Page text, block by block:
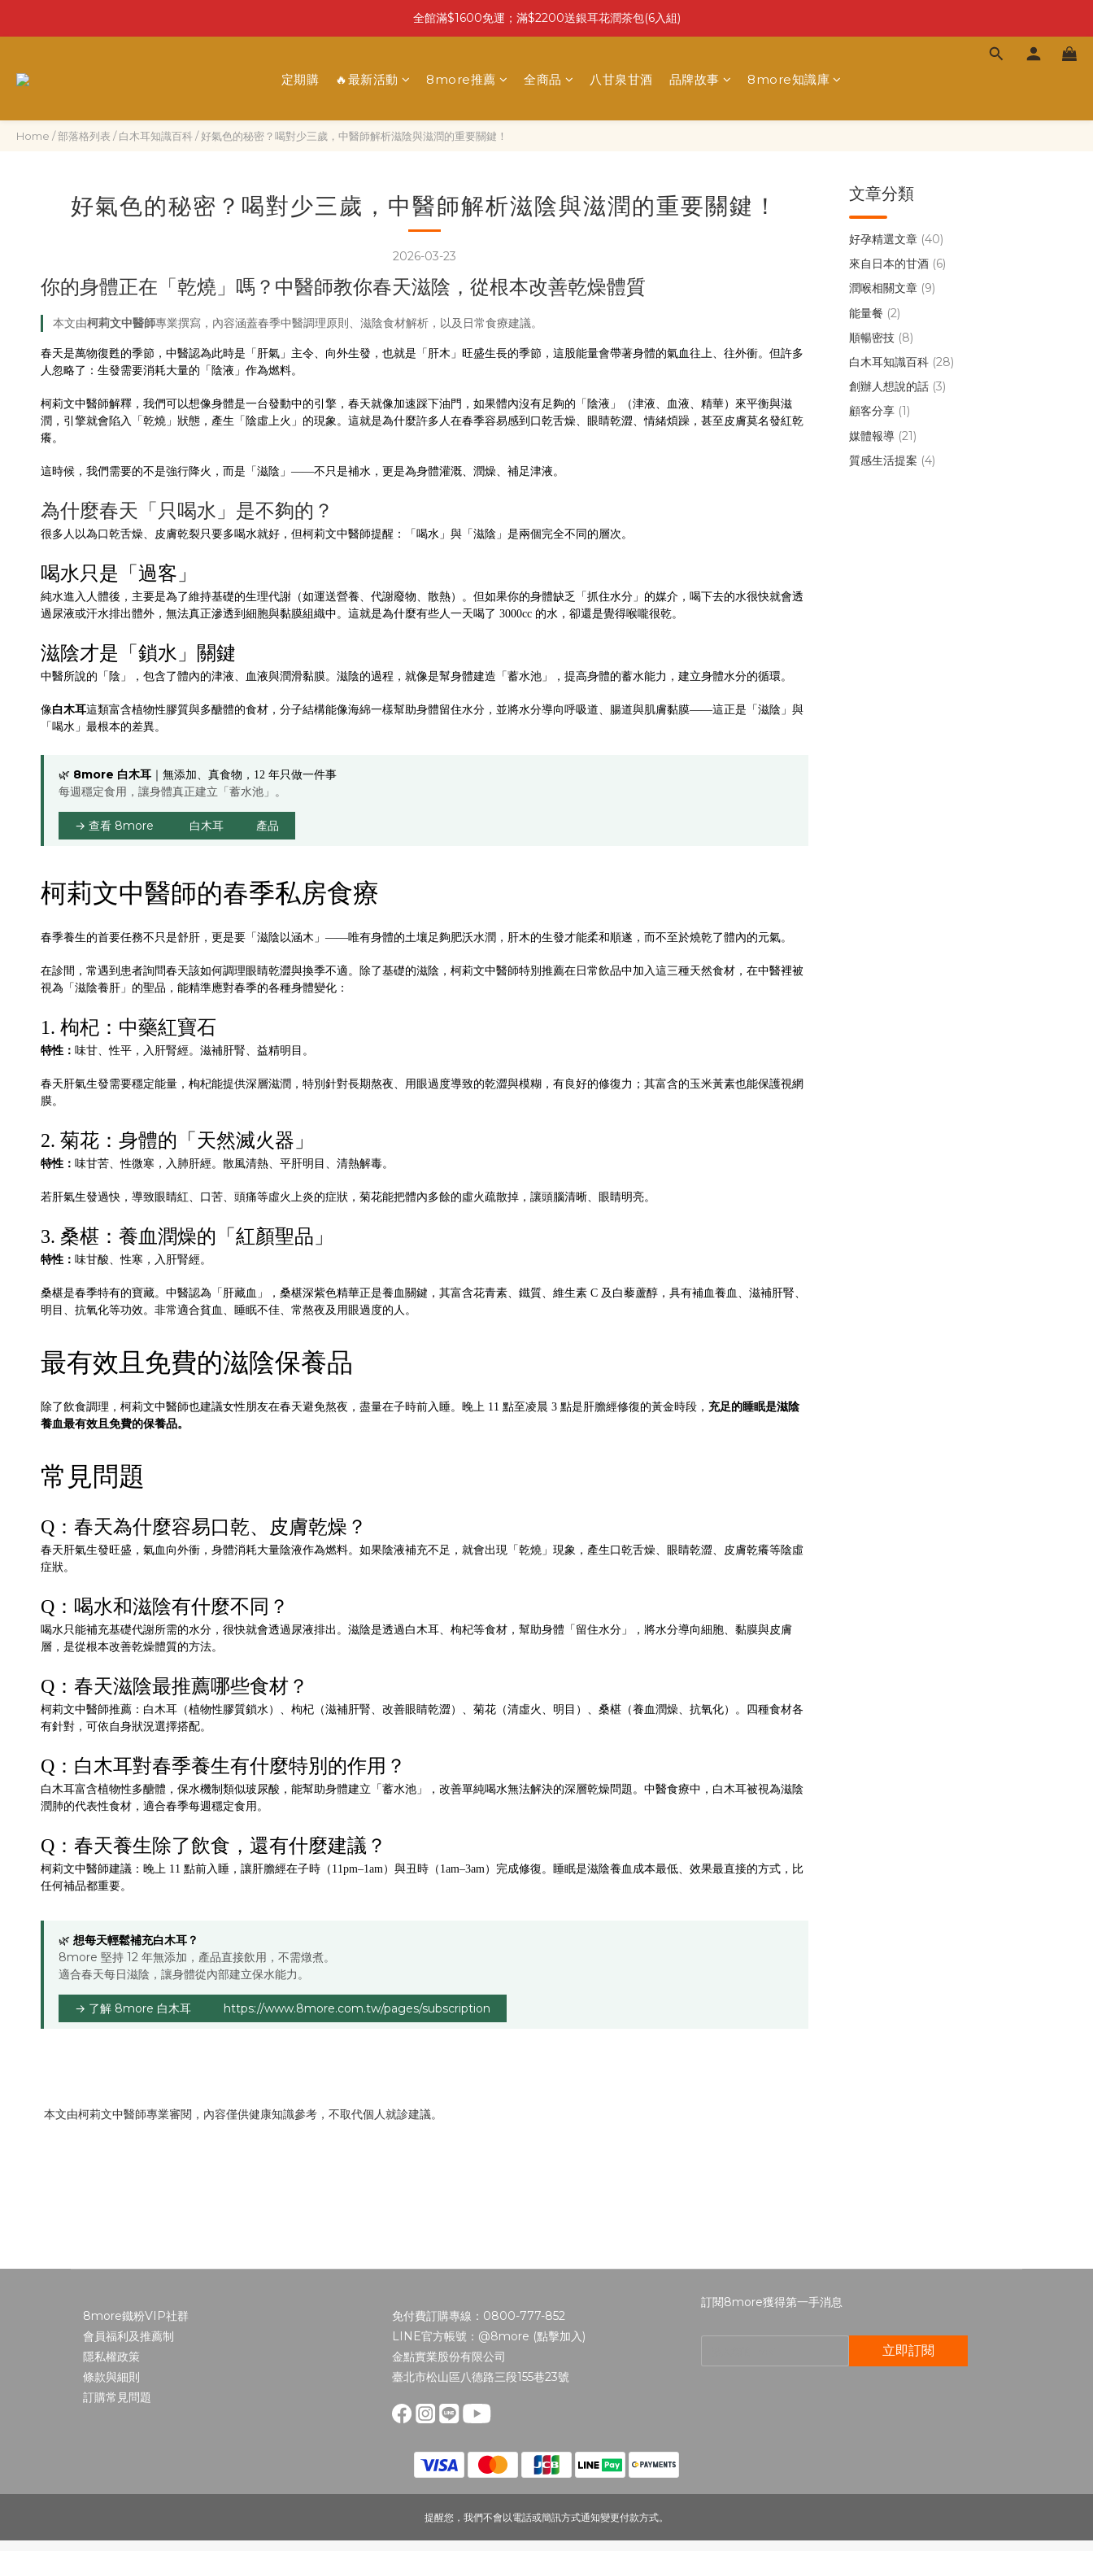
全館滿$1600免運；滿$2200送銀耳花潤茶包(6入組)
定期購 🔥最新活動 8more推薦 全商品 八甘泉甘酒 品牌故事 8more知識庫
Home /部落格列表 /白木耳知識百科/好氣色的秘密？喝對少三歲，中醫師解析滋陰與滋潤的重要關鍵！
好氣色的秘密？喝對少三歲，中醫師解析滋陰與滋潤的重要關鍵！
2026-03-23
你的身體正在「乾燒」嗎？中醫師教你春天滋陰，從根本改善乾燥體質
本文由柯莉文中醫師專業撰寫，內容涵蓋春季中醫調理原則、滋陰食材解析，以及日常食療建議。
春天是萬物復甦的季節，中醫認為此時是「肝氣」主令、向外生發，也就是「肝木」旺盛生長的季節，這股能量會帶著身體的氣血往上、往外衝。但許多
人忽略了：生發需要消耗大量的「陰液」作為燃料。
柯莉文中醫師解釋，我們可以想像身體是一台發動中的引擎，春天就像加速踩下油門，如果體內沒有足夠的「陰液」（津液、血液、精華）來平衡與滋
潤，引擎就會陷入「乾燒」狀態，產生「陰虛上火」的現象。這就是為什麼許多人在春季容易感到口乾舌燥、眼睛乾澀、情緒煩躁，甚至皮膚莫名發紅乾
癢。
這時候，我們需要的不是強行降火，而是「滋陰」——不只是補水，更是為身體灌溉、潤燥、補足津液。
為什麼春天「只喝水」是不夠的？
很多人以為口乾舌燥、皮膚乾裂只要多喝水就好，但柯莉文中醫師提醒：「喝水」與「滋陰」是兩個完全不同的層次。
喝水只是「過客」
純水進入人體後，主要是為了維持基礎的生理代謝（如運送營養、代謝廢物、散熱）。但如果你的身體缺乏「抓住水分」的媒介，喝下去的水很快就會透
過尿液或汗水排出體外，無法真正滲透到細胞與黏膜組織中。這就是為什麼有些人一天喝了 3000cc 的水，卻還是覺得喉嚨很乾。
滋陰才是「鎖水」關鍵
中醫所說的「陰」，包含了體內的津液、血液與潤滑黏膜。滋陰的過程，就像是幫身體建造「蓄水池」，提高身體的蓄水能力，建立身體水分的循環。
像白木耳這類富含植物性膠質與多醣體的食材，分子結構能像海綿一樣幫助身體留住水分，並將水分導向呼吸道、腸道與肌膚黏膜——這正是「滋陰」與
「喝水」最根本的差異。
🌿 8more 白木耳 ｜無添加、真食物，12 年只做一件事
每週穩定食用，讓身體真正建立「蓄水池」。
→ 查看 8more 白木耳 產品
柯莉文中醫師的春季私房食療
春季養生的首要任務不只是舒肝，更是要「滋陰以涵木」——唯有身體的土壤足夠肥沃水潤，肝木的生發才能柔和順遂，而不至於燒乾了體內的元氣。
在診間，常遇到患者詢問春天該如何調理眼睛乾澀與換季不適。除了基礎的滋陰，柯莉文中醫師特別推薦在日常飲品中加入這三種天然食材，在中醫裡被
視為「滋陰養肝」的聖品，能精準應對春季的各種身體變化：
1. 枸杞：中藥紅寶石
特性： 味甘、性平，入肝腎經。滋補肝腎、益精明目。
春天肝氣生發需要穩定能量，枸杞能提供深層滋潤，特別針對長期熬夜、用眼過度導致的乾澀與模糊，有良好的修復力；其富含的玉米黃素也能保護視網
膜。
2. 菊花：身體的「天然滅火器」
特性： 味甘苦、性微寒，入肺肝經。散風清熱、平肝明目、清熱解毒。
若肝氣生發過快，導致眼睛紅、口苦、頭痛等虛火上炎的症狀，菊花能把體內多餘的虛火疏散掉，讓頭腦清晰、眼睛明亮。
3. 桑椹：養血潤燥的「紅顏聖品」
特性： 味甘酸、性寒，入肝腎經。
桑椹是春季特有的寶藏。中醫認為「肝藏血」，桑椹深紫色精華正是養血關鍵，其富含花青素、鐵質、維生素 C 及白藜蘆醇，具有補血養血、滋補肝腎、
明目、抗氧化等功效。非常適合貧血、睡眠不佳、常熬夜及用眼過度的人。
最有效且免費的滋陰保養品
除了飲食調理，柯莉文中醫師也建議女性朋友在春天避免熬夜，盡量在子時前入睡。晚上 11 點至凌晨 3 點是肝膽經修復的黃金時段， 充足的睡眠是滋陰
養血最有效且免費的保養品。
常見問題
Q：春天為什麼容易口乾、皮膚乾燥？
春天肝氣生發旺盛，氣血向外衝，身體消耗大量陰液作為燃料。如果陰液補充不足，就會出現「乾燒」現象，產生口乾舌燥、眼睛乾澀、皮膚乾癢等陰虛
症狀。
Q：喝水和滋陰有什麼不同？
喝水只能補充基礎代謝所需的水分，很快就會透過尿液排出。滋陰是透過白木耳、枸杞等食材，幫助身體「留住水分」，將水分導向細胞、黏膜與皮膚
層，是從根本改善乾燥體質的方法。
Q：春天滋陰最推薦哪些食材？
柯莉文中醫師推薦：白木耳（植物性膠質鎖水）、枸杞（滋補肝腎、改善眼睛乾澀）、菊花（清虛火、明目）、桑椹（養血潤燥、抗氧化）。四種食材各
有針對，可依自身狀況選擇搭配。
Q：白木耳對春季養生有什麼特別的作用？
白木耳富含植物性多醣體，保水機制類似玻尿酸，能幫助身體建立「蓄水池」，改善單純喝水無法解決的深層乾燥問題。中醫食療中，白木耳被視為滋陰
潤肺的代表性食材，適合春季每週穩定食用。
Q：春天養生除了飲食，還有什麼建議？
柯莉文中醫師建議：晚上 11 點前入睡，讓肝膽經在子時（11pm–1am）與丑時（1am–3am）完成修復。睡眠是滋陰養血成本最低、效果最直接的方式，比
任何補品都重要。
🌿 想每天輕鬆補充白木耳？
8more 堅持 12 年無添加，產品直接飲用，不需燉煮。
適合春天每日滋陰，讓身體從內部建立保水能力。
→ 了解 8more 白木耳 https://www.8more.com.tw/pages/subscription
本文由柯莉文中醫師專業審閱，內容僅供健康知識參考，不取代個人就診建議。
文章分類
好孕精選文章 (40)
來自日本的甘酒 (6)
潤喉相關文章 (9)
能量餐 (2)
順暢密技 (8)
白木耳知識百科 (28)
創辦人想說的話 (3)
顧客分享 (1)
媒體報導 (21)
質感生活提案 (4)
8more鐵粉VIP社群
會員福利及推薦制
隱私權政策
條款與細則
訂購常見問題
免付費訂購專線：0800-777-852
LINE官方帳號：@8more (點擊加入)
金點實業股份有限公司
臺北市松山區八德路三段155巷23號
訂閱8more獲得第一手消息
立即訂閱
提醒您，我們不會以電話或簡訊方式通知變更付款方式。